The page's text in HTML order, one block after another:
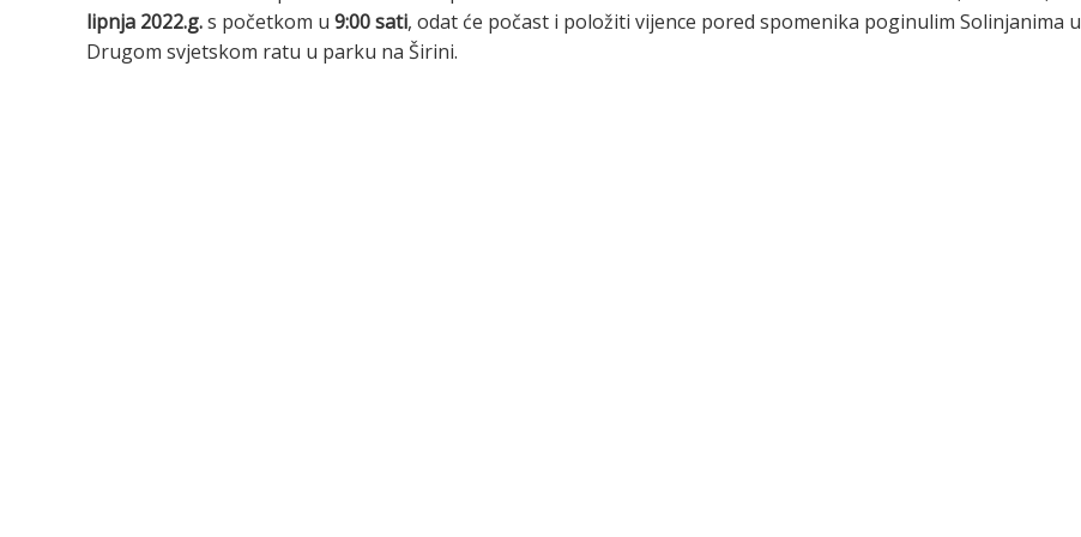
lipnja 2022.g.s početkom u 9:00 sati, odat će počast i položiti vijence pored spomenika poginulim Solinjanima u
Drugom svjetskom ratu u parku na Širini.